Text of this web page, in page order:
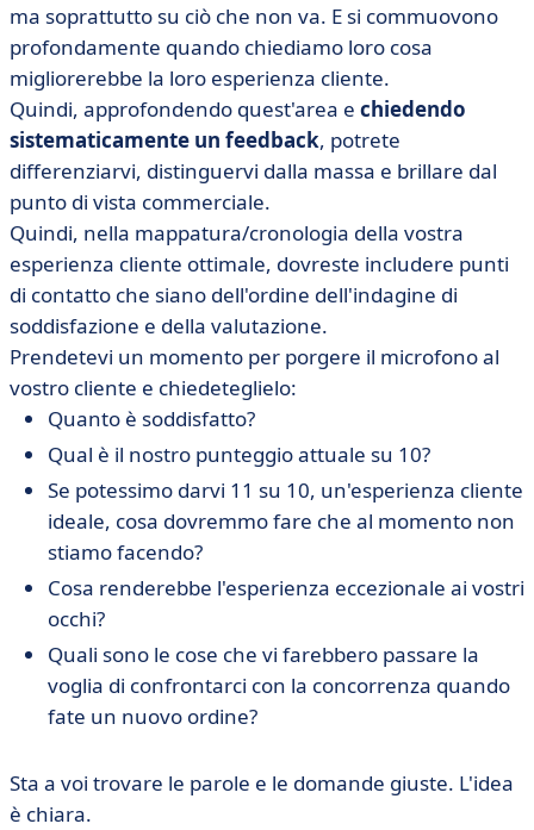
ma soprattutto su ciò che non va. E si commuovono
profondamente quando chiediamo loro cosa
migliorerebbe la loro esperienza cliente.
Quindi, approfondendo quest'area e chiedendo
sistematicamente un feedback, potrete
differenziarvi, distinguervi dalla massa e brillare dal
punto di vista commerciale.
Quindi, nella mappatura/cronologia della vostra
esperienza cliente ottimale, dovreste includere punti
di contatto che siano dell'ordine dell'indagine di
soddisfazione e della valutazione.
Prendetevi un momento per porgere il microfono al
vostro cliente e chiedeteglielo:
Quanto è soddisfatto?
Qual è il nostro punteggio attuale su 10?
Se potessimo darvi 11 su 10, un'esperienza cliente
ideale, cosa dovremmo fare che al momento non
stiamo facendo?
Cosa renderebbe l'esperienza eccezionale ai vostri
occhi?
Quali sono le cose che vi farebbero passare la
voglia di confrontarci con la concorrenza quando
fate un nuovo ordine?
Sta a voi trovare le parole e le domande giuste. L'idea
è chiara.